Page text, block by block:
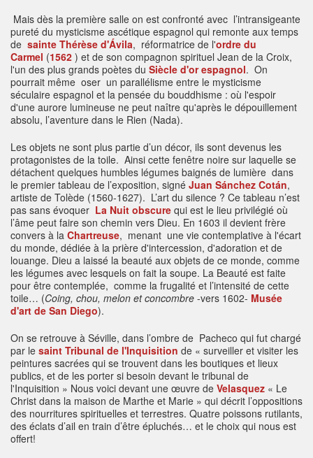
Mais dès la première salle on est confronté avec l’intransigeante
pureté du mysticisme ascétique espagnol qui remonte aux temps
de sainte Thérèse d'Ávila, réformatrice de l'ordre du
Carmel (1562 ) et de son compagnon spirituel Jean de la Croix,
l'un des plus grands poètes du Siècle d'or espagnol. On
pourrait même oser un parallélisme entre le mysticisme
séculaire espagnol et la pensée du bouddhisme : où l'espoir
d'une aurore lumineuse ne peut naître qu'après le dépouillement
absolu, l’aventure dans le Rien (Nada).
Les objets ne sont plus partie d’un décor, ils sont devenus les
protagonistes de la toile. Ainsi cette fenêtre noire sur laquelle se
détachent quelques humbles légumes baignés de lumière dans
le premier tableau de l’exposition, signé Juan Sánchez Cotán,
artiste de Tolède (1560-1627). L’art du silence ? Ce tableau n’est
pas sans évoquer La Nuit obscure qui est le lieu privilégié où
l’âme peut faire son chemin vers Dieu. En 1603 il devient frère
convers à la Chartreuse, menant une vie contemplative à l'écart
du monde, dédiée à la prière d'intercession, d'adoration et de
louange. Dieu a laissé la beauté aux objets de ce monde, comme
les légumes avec lesquels on fait la soupe. La Beauté est faite
pour être contemplée, comme la frugalité et l’intensité de cette
toile… (Coing, chou, melon et concombre -vers 1602- Musée
d'art de San Diego).
On se retrouve à Séville, dans l’ombre de Pacheco qui fut chargé
par le saint Tribunal de l'Inquisition de « surveiller et visiter les
peintures sacrées qui se trouvent dans les boutiques et lieux
publics, et de les porter si besoin devant le tribunal de
l'Inquisition » Nous voici devant une œuvre de Velasquez « Le
Christ dans la maison de Marthe et Marie » qui décrit l’oppositions
des nourritures spirituelles et terrestres. Quatre poissons rutilants,
des éclats d’ail en train d’être épluchés… et le choix qui nous est
offert!